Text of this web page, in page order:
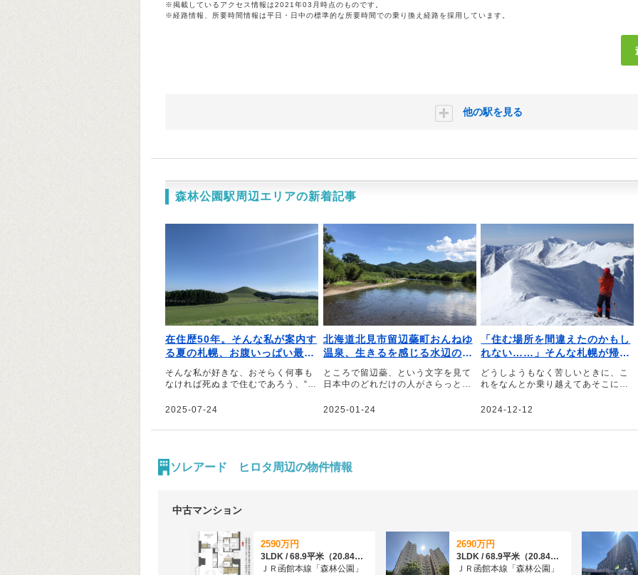
※掲載しているアクセス情報は2021年03月時点のものです。
※経路情報、所要時間情報は平日・日中の標準的な所要時間での乗り換え経路を採用しています。
他の駅を見る
森林公園駅周辺エリアの新着記事
在住歴50年。そんな私が案内す
る夏の札幌、お腹いっぱい最強
最高ツアー｜文・前田麦（イラ
ストレーター）
そんな私が好きな、おそらく何事も
なければ死ぬまで住むであろう、“住
けている街”、札幌――。そう話すの
ん。在住歴50年の前田さんが、北海
くれました。
2025-07-24
北海道北見市留辺蘂町おんねゆ
温泉、生きるを感じる水辺の野
遊び生活｜文・山内創
ところで留辺蘂、という文字を見て
日本中のどれだけの人がさらっと読
すのは、北海道北見市にある北の大
初は3年で離れようと考えていた山
蘂（るべしべ）町を起点とした野遊
び生活について綴っていただきまし
2025-01-24
「住む場所を間違えたのかもし
れない……」そんな札幌が帰り
たい街になった｜文・野村良太
どうしようもなく苦しいときに、こ
れをなんとか乗り越えてあそこに帰
――。そう話すのは、登山家の野村
だ北海道札幌市。「住む場所を間違
2024-12-12
ソレアード ヒロタ周辺の物件情報
中古マンション
2590万円
3LDK / 68.9平米（20.84坪）（壁芯）
ＪＲ函館本線「森林公園」
2690万円
3LDK / 68.9平米（20.84坪）（壁芯）
ＪＲ函館本線「森林公園」